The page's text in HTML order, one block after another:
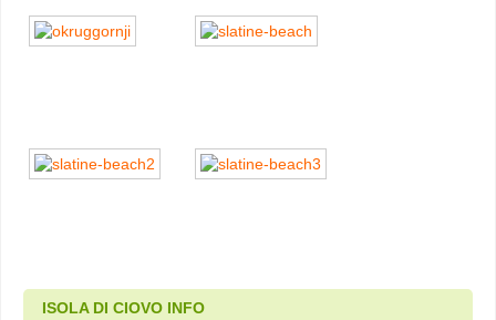
ISOLA DI CIOVO INFO